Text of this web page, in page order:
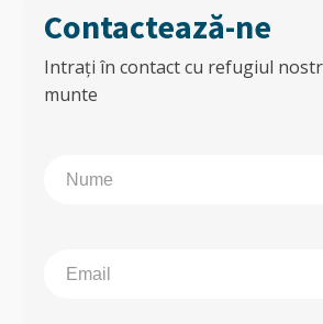
Contactează-ne
Intrați în contact cu refugiul
munte